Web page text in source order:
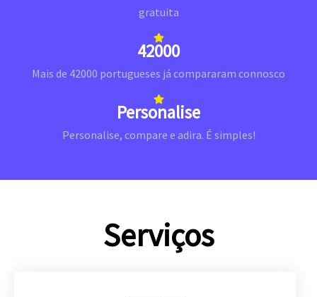
gratuita
42000
Mais de 42000 portugueses já compararam connosco
Personalise
Personalise, compare e adira. É simples!
Serviços